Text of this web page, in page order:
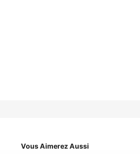
Vous Aimerez Aussi